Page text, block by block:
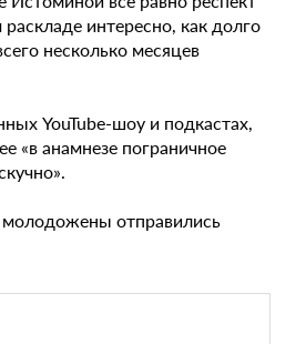
интересно, как долго
несколько месяцев
YouTube-шоу и подкастах,
«в анамнезе пограничное
отправились